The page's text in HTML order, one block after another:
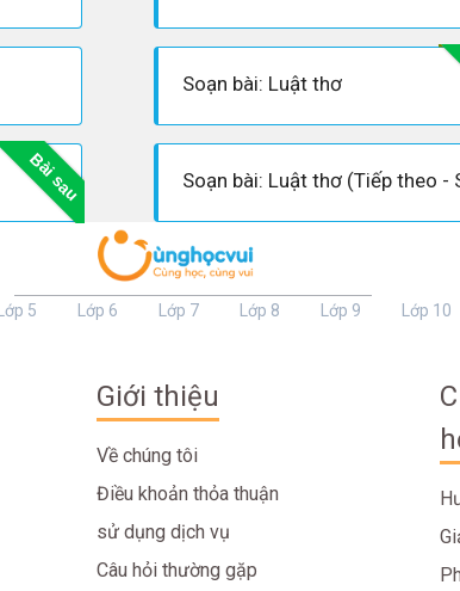
Soạn bài: Luật thơ
Bài sau
Lớp 5 Lớp 6 Lớp 7 Lớp 8 Lớp 9 Lớp 10
Giới thiệu
Về chúng tôi
Điều khoản thỏa thuận
sử dụng dịch vụ
Câu hỏi thường gặp